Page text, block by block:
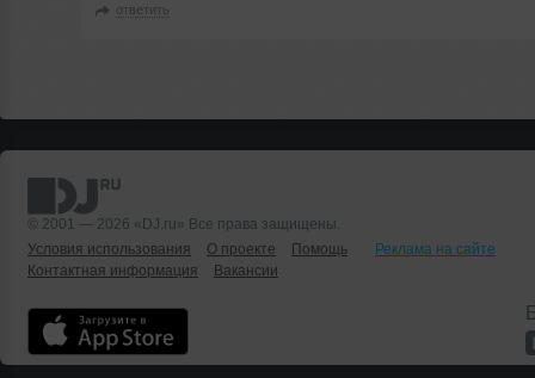
ответить
© 2001 — 2026 «DJ.ru» Все права защищены.
Условия использования
О проекте Помощь
Реклама на сайте
Контактная информация
Вакансии